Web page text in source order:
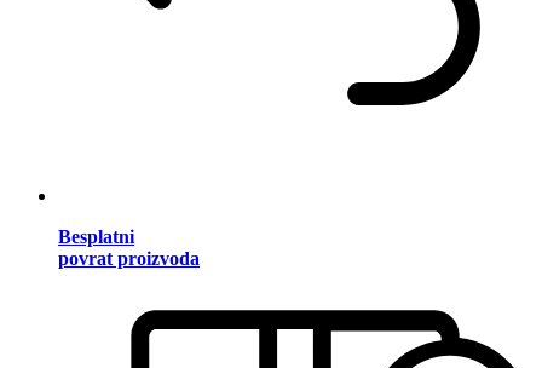
Besplatni
povrat proizvoda